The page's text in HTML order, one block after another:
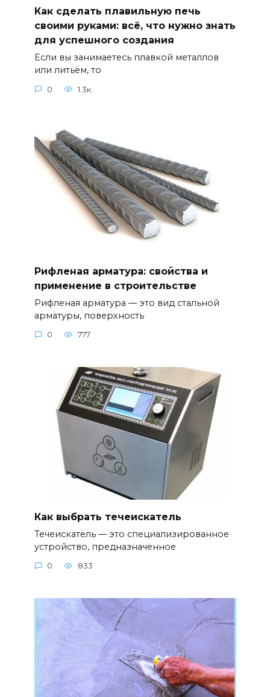
Как сделать плавильную печь
своими руками: всё, что нужно знать
для успешного создания
Если вы занимаетесь плавкой металлов
или литьём, то
0 1.3к.
Рифленая арматура: свойства и
применение в строительстве
Рифленая арматура — это вид стальной
арматуры, поверхность
0 777
Как выбрать течеискатель
Течеискатель — это специализированное
устройство, предназначенное
0 833